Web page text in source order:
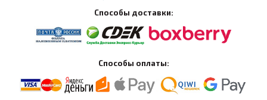
Способы доставки:
Способы оплаты: